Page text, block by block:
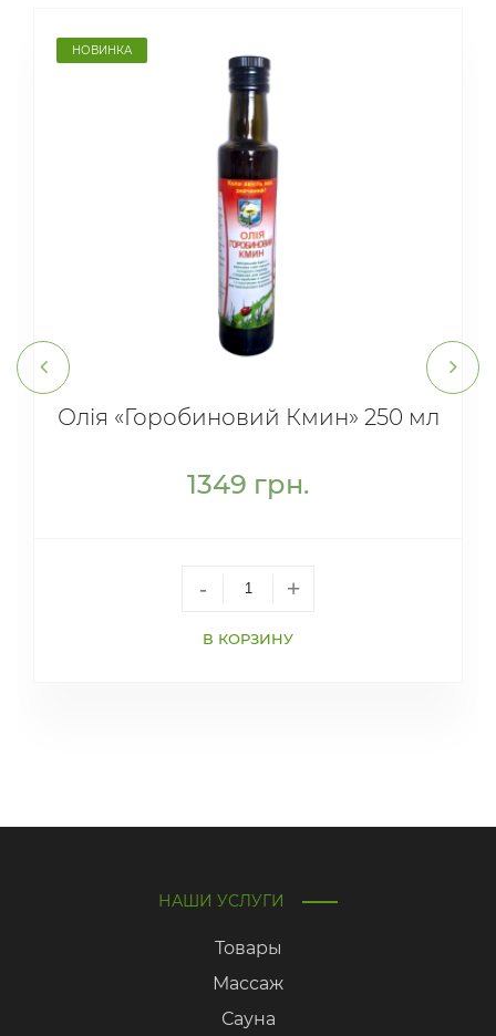
НОВИНКА
Олія «Горобиновий Кмин» 250 мл
1349 грн.
- +
В КОРЗИНУ
НАШИ УСЛУГИ
Товары
Массаж
Сауна